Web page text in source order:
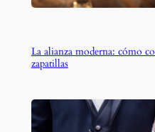
La alianza moderna: cómo
zapatillas